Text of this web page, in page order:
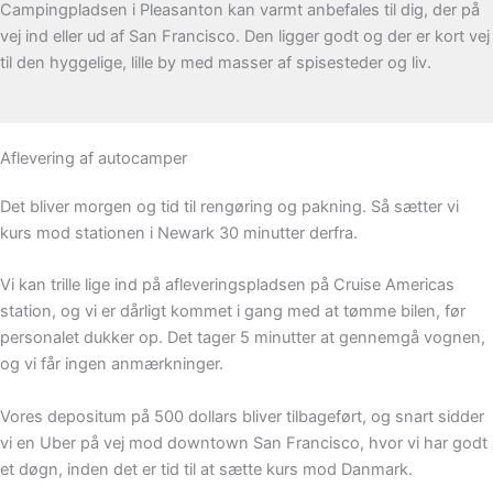
Campingpladsen i Pleasanton kan varmt anbefales til dig, der på
vej ind eller ud af San Francisco. Den ligger godt og der er kort vej
til den hyggelige, lille by med masser af spisesteder og liv.
Aflevering af autocamper
Det bliver morgen og tid til rengøring og pakning. Så sætter vi
kurs mod stationen i Newark 30 minutter derfra.
Vi kan trille lige ind på afleveringspladsen på Cruise Americas
station, og vi er dårligt kommet i gang med at tømme bilen, før
personalet dukker op. Det tager 5 minutter at gennemgå vognen,
og vi får ingen anmærkninger.
Vores depositum på 500 dollars bliver tilbageført, og snart sidder
vi en Uber på vej mod downtown San Francisco, hvor vi har godt
et døgn, inden det er tid til at sætte kurs mod Danmark.